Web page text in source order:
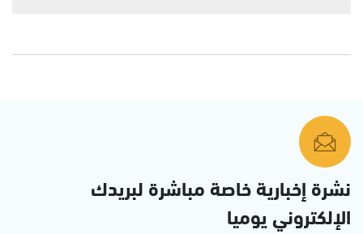
نشرة إخبارية خاصة مباشرة لبريدك
الإلكتروني يوميا